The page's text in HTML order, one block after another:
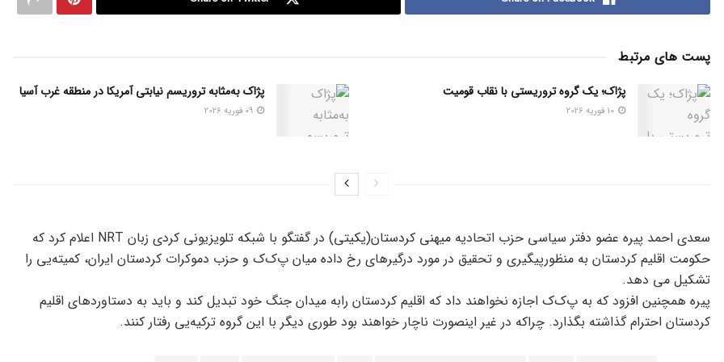
پست های مرتبط
پژاک؛ یک گروه تروریستی با نقاب قومیت پژاک به‌مثابه تروریسم نیابتی آمریکا در منطقه غرب آسیا
سعدی احمد پیره‌ عضو دفتر سیاسی حزب اتحادیه‌ میهنی کردستان(یکیتی) در گفتگو با شبکه‌ تلویزیونی کردی زبان NRT اعلام کرد که‌
حکومت اقلیم کردستان به‌ منظورپیگیری و تحقیق در مورد درگیرهای رخ داده‌ میان پ‌ک‌ک و حزب دموکرات کردستان ایران، کمیته‌‌یی را
تشکیل می دهد.
پیره همچنین افزود که‌ ‌به‌ پ‌ک‌ک اجازه نخواهند داد که اقلیم کردستان رابه‌ میدان جنگ خود تبدیل کند و باید به‌ دستاوردهای اقلیم
کردستان احترام گذاشته‌ بگذارد. چراکه در غیر اینصورت ناچار خواهند بود طوری دیگر با این گروه ترکیه‌یی رفتار کنند.